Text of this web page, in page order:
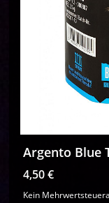
Argento Blue
4,50€
Kein